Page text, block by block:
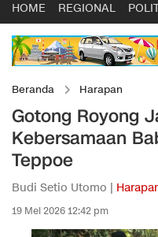
HOME REGIONAL
Beranda Harapan
Gotong Royong
Kebersamaan
Teppoe
Budi Setio Utomo |
19 Mei 2026 12:42 pm